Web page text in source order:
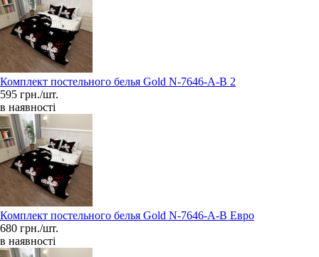
Комплект постельного белья Gold N-7646-A-B 2
595 грн./шт.
в наявності
Комплект постельного белья Gold N-7646-A-B Евро
680 грн./шт.
в наявності